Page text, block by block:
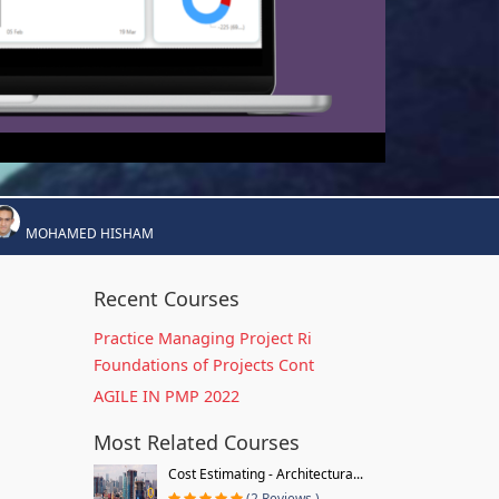
MOHAMED HISHAM
Recent Courses
Practice Managing Project Ri
Foundations of Projects Cont
AGILE IN PMP 2022
Most Related Courses
Cost Estimating - Architectura...